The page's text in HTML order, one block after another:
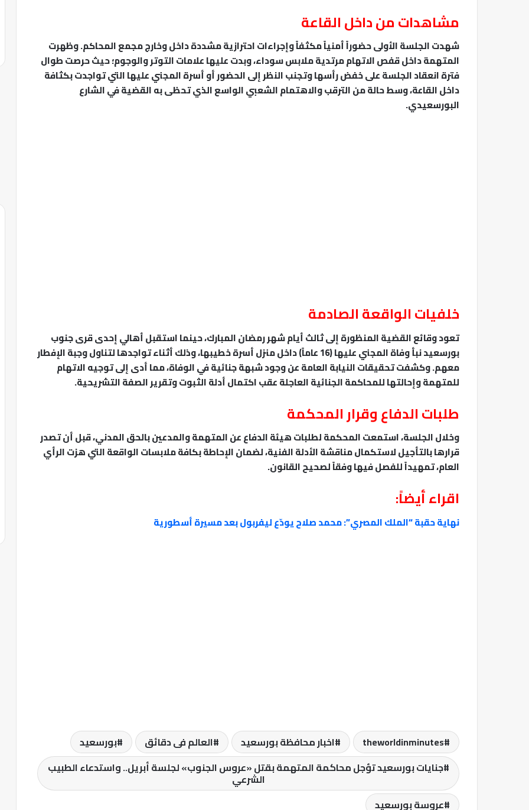
​مشاهدات من داخل القاعة
​شهدت الجلسة الأولى حضوراً أمنياً مكثفاً وإجراءات احترازية مشددة داخل وخارج مجمع المحاكم. وظهرت
المتهمة داخل قفص الاتهام مرتدية ملابس سوداء، وبدت عليها علامات التوتر والوجوم؛ حيث حرصت طوال
فترة انعقاد الجلسة على خفض رأسها وتجنب النظر إلى الحضور أو أسرة المجني عليها التي تواجدت بكثافة
داخل القاعة، وسط حالة من الترقب والاهتمام الشعبي الواسع الذي تحظى به القضية في الشارع
البورسعيدي.
​خلفيات الواقعة الصادمة
​تعود وقائع القضية المنظورة إلى ثالث أيام شهر رمضان المبارك، حينما استقبل أهالي إحدى قرى جنوب
بورسعيد نبأ وفاة المجني عليها (16 عاماً) داخل منزل أسرة خطيبها، وذلك أثناء تواجدها لتناول وجبة الإفطار
معهم. وكشفت تحقيقات النيابة العامة عن وجود شبهة جنائية في الوفاة، مما أدى إلى توجيه الاتهام
للمتهمة وإحالتها للمحاكمة الجنائية العاجلة عقب اكتمال أدلة الثبوت وتقرير الصفة التشريحية.
​طلبات الدفاع وقرار المحكمة
​وخلال الجلسة، استمعت المحكمة لطلبات هيئة الدفاع عن المتهمة والمدعين بالحق المدني، قبل أن تصدر
قرارها بالتأجيل لاستكمال مناقشة الأدلة الفنية، لضمان الإحاطة بكافة ملابسات الواقعة التي هزت الرأي
العام، تمهيداً للفصل فيها وفقاً لصحيح القانون.
اقراء أيضاً:
نهاية حقبة “الملك المصري”: محمد صلاح يودّع ليفربول بعد مسيرة أسطورية
theworldinminutes اخبار محافظة بورسعيد العالم فى دقائق
بورسعيد
جنايات بورسعيد تؤجل محاكمة المتهمة بقتل «عروس الجنوب» لجلسة أبريل.. واستدعاء الطبيب
الشرعي
عروسة بورسعيد